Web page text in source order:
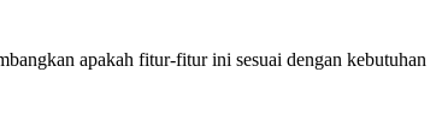
apakah fitur-fitur ini sesuai dengan kebutuhan